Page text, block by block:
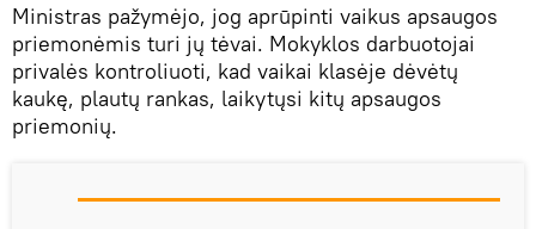
Ministras pažymėjo, jog aprūpinti vaikus apsaugos
priemonėmis turi jų tėvai. Mokyklos darbuotojai
privalės kontroliuoti, kad vaikai klasėje dėvėtų
kaukę, plautų rankas, laikytųsi kitų apsaugos
priemonių.